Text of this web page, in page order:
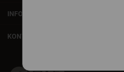
INFORMÁCIE
KONTAKT